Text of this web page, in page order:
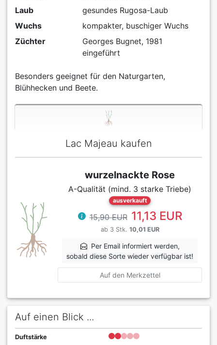
Laub
gesundes Rugosa-Laub
Wuchs
kompakter, buschiger Wuchs
Züchter
Georges Bugnet, 1981
eingeführt
Besonders geeignet für den Naturgarten,
Blühhecken und Beete.
Lac Majeau kaufen
wurzelnackte Rose
A-Qualität (mind. 3 starke Triebe)
ausverkauft
15,90 EUR 11,13 EUR
ab 3 Stk. 10,01 EUR
Per Email informiert werden,
sobald diese Sorte wieder verfügbar ist!
Auf den Merkzettel
Auf einen Blick ...
Duftstärke